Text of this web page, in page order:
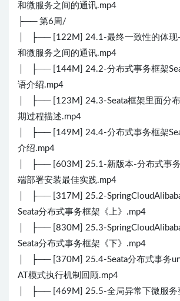
和微服务之间的通讯.mp4
├── 第6周/
│ ├── [122M] 24.1-最终一致性的体现
和微服务之间的通讯.mp4
│ ├── [144M] 24.2-分布式事务框架
语介绍.mp4
│ ├── [123M] 24.3-Seata框架里面分布
期过程描述.mp4
│ ├── [149M] 24.4-分布式事务框架
介绍.mp4
│ ├── [603M] 25.1-新版本-分布式事务
端部署安装最佳实践.mp4
│ ├── [317M] 25.2-
Seata分布式事务框架《上》.mp4
│ ├── [830M] 25.3-
Seata分布式事务框架《下》.mp4
│ ├── [370M] 25.4-Seata分布式事务
AT模式执行机制回顾.mp4
│ ├── [469M] 25.5-全局异常下微服务